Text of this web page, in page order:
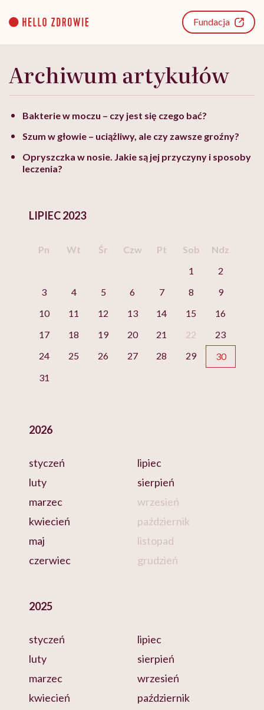
content
Fundacja
Archiwum artykułów
Bakterie w moczu – czy jest się czego bać?
Szum w głowie – uciążliwy, ale czy zawsze groźny?
Opryszczka w nosie. Jakie są jej przyczyny i sposoby
leczenia?
LIPIEC 2023
Pn Wt Śr Czw Pt Sob
Ndz
1
2
3
4 5 6 7 8
9
10
11 12 13 14 15
16
17
18 19 20 21 22
23
24
25 26 27 28 29
30
31
2026
styczeń
luty
marzec
kwiecień
maj
czerwiec
lipiec
sierpień
wrzesień
październik
listopad
grudzień
2025
styczeń
luty
marzec
kwiecień
lipiec
sierpień
wrzesień
październik